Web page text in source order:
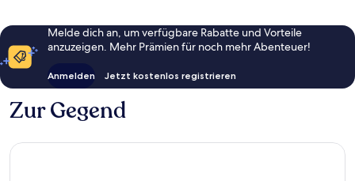
Melde dich an, um verfügbare Rabatte und Vorteile
anzuzeigen. Mehr Prämien für noch mehr Abenteuer!
Anmelden Jetzt kostenlos registrieren
Zur Gegend